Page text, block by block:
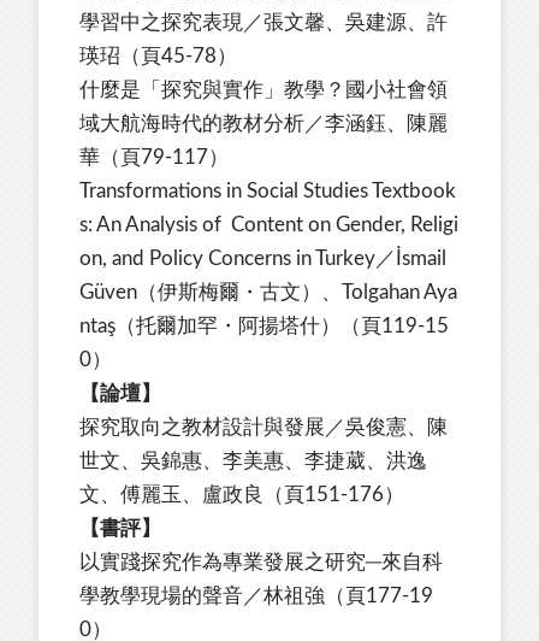
學習中之探究表現／張文馨、吳建源、許
瑛玿（頁45-78）
什麼是「探究與實作」教學？國小社會領
域大航海時代的教材分析／李涵鈺、陳麗
華（頁79-117）
Transformations in Social Studies Textbook
s: An Analysis of Content on Gender, Religi
on, and Policy Concerns in Turkey／İsmail
Güven（伊斯梅爾・古文）、Tolgahan Aya
ntaş（托爾加罕・阿揚塔什）（頁119-15
0）
【論壇】
探究取向之教材設計與發展／吳俊憲、陳
世文、吳錦惠、李美惠、李捷葳、洪逸
文、傅麗玉、盧政良（頁151-176）
【書評】
以實踐探究作為專業發展之研究─來自科
學教學現場的聲音／林祖強（頁177-19
0）